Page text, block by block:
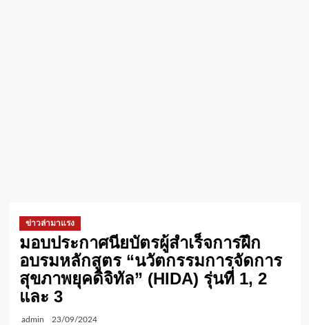
ข่าวล่ามาแรง
มอบประกาศนียบัตรผู้สำเร็จการฝึก
อบรมหลักสูตร “นวัตกรรมการจัดการ
สุขภาพยุคดิจิทัล” (HIDA) รุ่นที่ 1, 2
และ 3
admin 23/09/2024